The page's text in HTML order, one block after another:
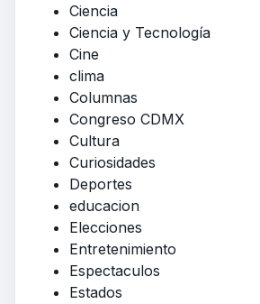
Ciencia
Ciencia y Tecnología
Cine
clima
Columnas
Congreso CDMX
Cultura
Curiosidades
Deportes
educacion
Elecciones
Entretenimiento
Espectaculos
Estados